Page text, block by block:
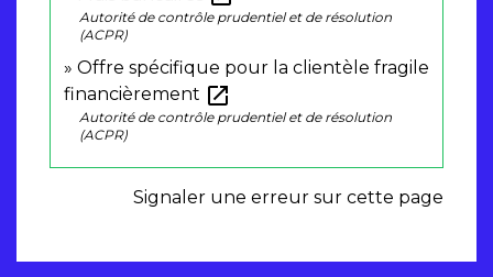
Autorité de contrôle prudentiel et de résolution
(ACPR)
Offre spécifique pour la clientèle fragile
financièrement open_in_new
Autorité de contrôle prudentiel et de résolution
(ACPR)
Signaler une erreur sur cette page